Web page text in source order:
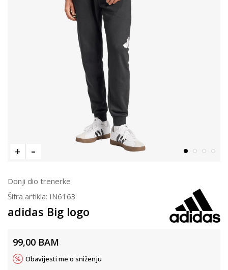
Donji dio trenerke
Šifra artikla: IN6163
adidas Big logo
99,00 BAM
Obavijesti me o sniženju